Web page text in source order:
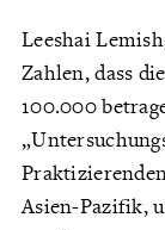
Leeshai
Zahlen, dass
100.000
Asien-Pazifik,